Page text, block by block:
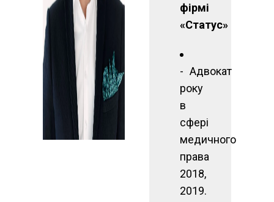
фірмі
«Статус»
Адвокат
року
в
сфері
медичного
права
2018,
2019.